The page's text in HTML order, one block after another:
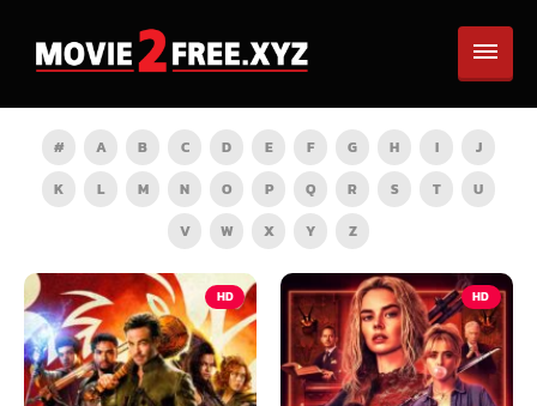
# A B C D E F G H I
J
K
L M N O P Q R S T
U
V
W X Y Z
HD HD